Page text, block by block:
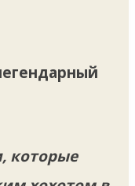
которые